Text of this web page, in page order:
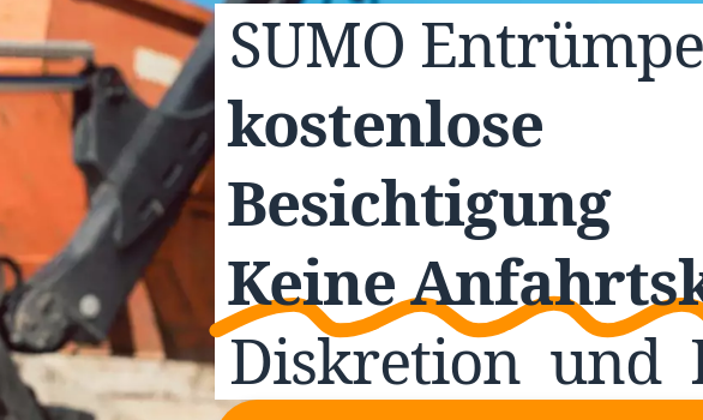
SUMO
kostenlose
Besichtigung
Keine
Diskretion und